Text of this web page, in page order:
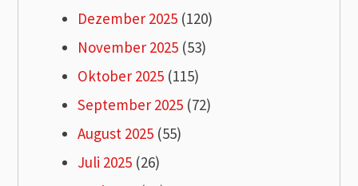
Dezember 2025 (120)
November 2025 (53)
Oktober 2025 (115)
September 2025 (72)
August 2025 (55)
Juli 2025 (26)